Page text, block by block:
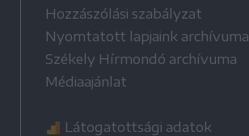
Hozzászólási szabályzat
Nyomtatott lapjaink archívuma
Székely Hírmondó archívuma
Médiaajánlat
Látogatottsági adatok